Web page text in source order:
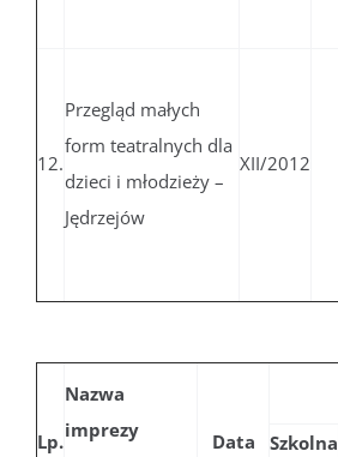
12.
Przegląd małych
form teatralnych dla
dzieci i młodzieży –
Jędrzejów
XII/2012
Lp.
Nazwa
imprezy
Data Szkolna